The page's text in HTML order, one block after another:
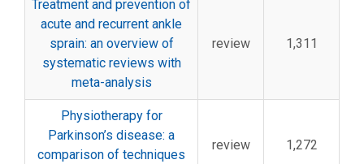
Treatment and prevention of
acute and recurrent ankle
sprain: an overview of
systematic reviews with
meta-analysis
review 1,311
Physiotherapy for
Parkinson’s disease: a
comparison of techniques
review 1,272